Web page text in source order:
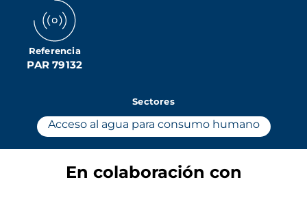
Referencia
PAR 79132
Sectores
Acceso al agua para consumo humano
En colaboración con